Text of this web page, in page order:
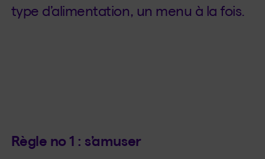
type d’alimentation, un menu à la fois.
Règle no 1 : s’amuser